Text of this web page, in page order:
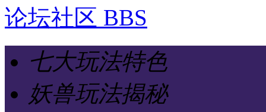
论坛社区 BBS
七大玩法特色
妖兽玩法揭秘